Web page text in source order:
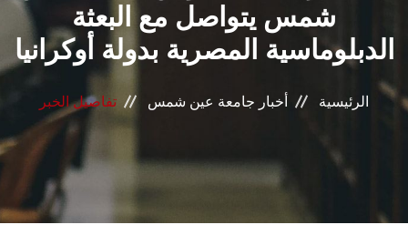
البحث العلمي
المراكز والوحدات
الأنظمة الذكية
شمس يتواصل مع البعثة
الدبلوماسية المصرية بدولة أوكرانيا
الرئيسية أخبار جامعة عين شمس تفاصيل الخبر